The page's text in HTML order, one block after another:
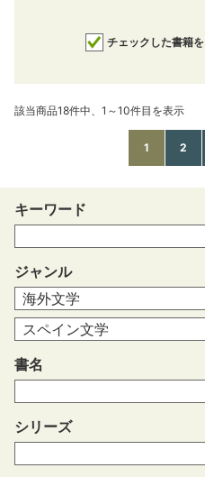
チェックした書籍を
該当商品18件中、1～10件目を表示
1 2
キーワード
ジャンル
書名
シリーズ